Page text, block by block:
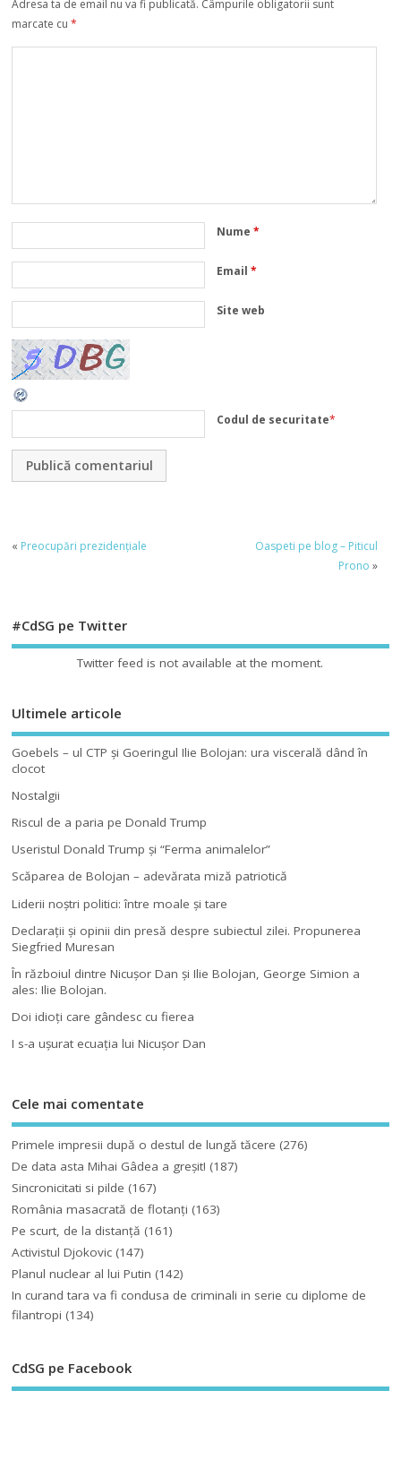
Adresa ta de email nu va fi publicată. Câmpurile obligatorii sunt
marcate cu*
Nume*
Email*
Site web
Codul de securitate*
« Preocupări prezidențiale
Oaspeti pe blog – Piticul
Prono »
#CdSG pe Twitter
Twitter feed is not available at the moment.
Ultimele articole
Goebels – ul CTP şi Goeringul Ilie Bolojan: ura viscerală dând în
clocot
Nostalgii
Riscul de a paria pe Donald Trump
Useristul Donald Trump şi “Ferma animalelor”
Scăparea de Bolojan – adevărata miză patriotică
Liderii noştri politici: între moale şi tare
Declaraţii şi opinii din presă despre subiectul zilei. Propunerea
Siegfried Muresan
În războiul dintre Nicuşor Dan şi Ilie Bolojan, George Simion a
ales: Ilie Bolojan.
Doi idioţi care gândesc cu fierea
I s-a uşurat ecuaţia lui Nicuşor Dan
Cele mai comentate
Primele impresii după o destul de lungă tăcere (276)
De data asta Mihai Gâdea a greşit! (187)
Sincronicitati si pilde (167)
România masacrată de flotanţi (163)
Pe scurt, de la distanță (161)
Activistul Djokovic (147)
Planul nuclear al lui Putin (142)
In curand tara va fi condusa de criminali in serie cu diplome de
filantropi (134)
CdSG pe Facebook